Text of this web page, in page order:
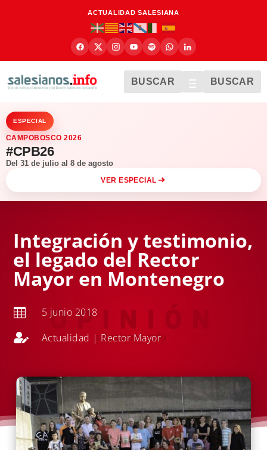
ACTUALIDAD SALESIANA
BUSCAR BUSCAR
ESPECIAL
CAMPOBOSCO 2026
#CPB26
Del 31 de julio al 8 de agosto
VER ESPECIAL
Integración y testimonio,
el legado del Rector
Mayor en Montenegro
 5 junio 2018
 Actualidad | Rector Mayor